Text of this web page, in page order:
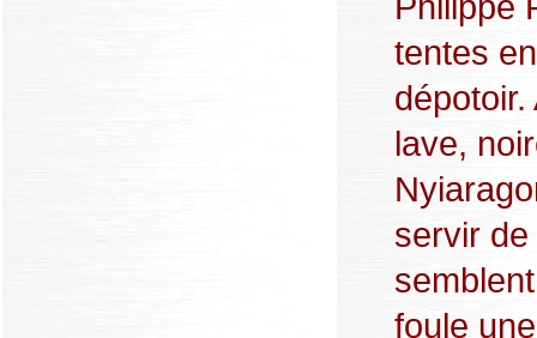
tentes
dépotoir.
lave,
servir
foule